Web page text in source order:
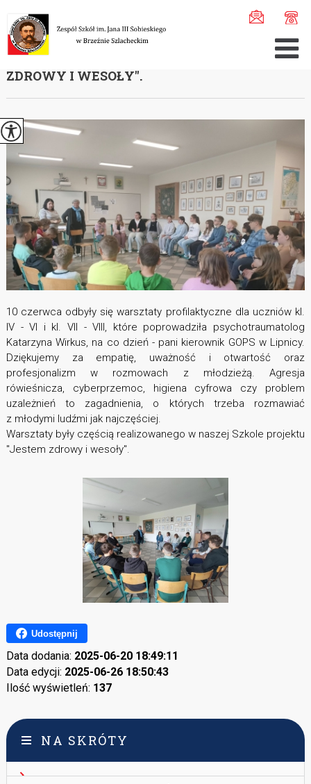
Warsztaty profilakty ...
WARSZTATY PROFILAKTYCZNE ,, JESTEM
ZDROWY I WESOŁY''.
10 czerwca odbyły się warsztaty profilaktyczne dla uczniów kl.
IV - VI i kl. VII - VIII, które poprowadziła psychotraumatolog
Katarzyna Wirkus, na co dzień - pani kierownik GOPS w Lipnicy.
Dziękujemy za empatię, uważność i otwartość oraz
profesjonalizm w rozmowach z młodzieżą. Agresja
rówieśnicza, cyberprzemoc, higiena cyfrowa czy problem
uzależnień to zagadnienia, o których trzeba rozmawiać
z młodymi ludźmi jak najczęściej.
Warsztaty były częścią realizowanego w naszej Szkole projektu
"Jestem zdrowy i wesoły".
Udostępnij
Data dodania: 2025-06-20 18:49:11
Data edycji: 2025-06-26 18:50:43
Ilość wyświetleń: 137
NA SKRÓTY